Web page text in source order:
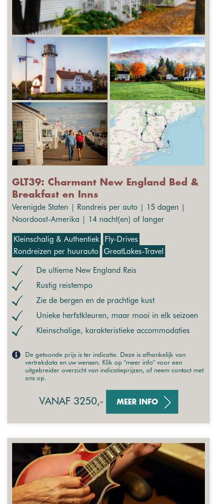
GLT39: Charmant New England Bed &
Breakfast en Inns
Verenigde Staten | Rondreis per auto | 15 dagen |
Noordoost-Amerika | 14 nacht(en) of langer
Kleinschalig & Authentiek
Fly-Drives
Rondreizen per huurauto GreatLakes-Travel
De ultieme New England Reis
Rustig reistempo
Zie de bergen en de prachtige kust
Unieke herfstkleuren, maar mooi in elk seizoen
Kleinschalige, karakteristieke accommodaties
De getoonde prijs is ter indicatie. Deze is afhankelijk van
vertrekdata en uw wensen. Klik op "meer info" voor een
uitgebreider overzicht van indicatieprijzen, of neem contact met
ons op.
VANAF 3250,- MEER INFO